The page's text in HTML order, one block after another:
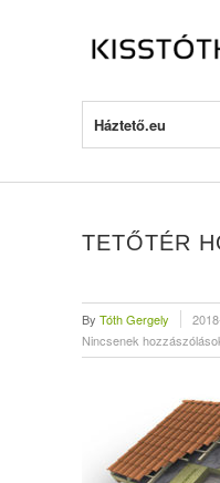
Háztető.eu
TETŐTÉR
By Tóth Gergely
Nincsenek